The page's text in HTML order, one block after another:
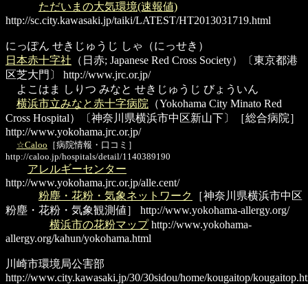
ただいまの大気環境(速報値)
http://sc.city.kawasaki.jp/taiki/LATEST/HT2013031719.html
にっぽん せきじゅうじ しゃ（にっせき）
日本赤十字社 （日赤; Japanese Red Cross Society）〔東京都港
区芝大門〕
http://www.jrc.or.jp/
よこはま しりつ みなと せきじゅうじ びょういん
横浜市立みなと赤十字病院 （Yokohama City Minato Red
Cross Hospital）〔神奈川県横浜市中区新山下〕［総合病院］
http://www.yokohama.jrc.or.jp/
☆Caloo ［病院情報・口コミ］
http://caloo.jp/hospitals/detail/1140389190
アレルギーセンター
http://www.yokohama.jrc.or.jp/alle.cent/
粉塵・花粉・気象ネットワーク
［神奈川県横浜市中区
粉塵・花粉・気象観測値］
http://www.yokohama-allergy.org/
横浜市の花粉マップhttp://www.yokohama-
allergy.org/kahun/yokohama.html
川崎市環境局公害部
http://www.city.kawasaki.jp/30/30sidou/home/kougaitop/